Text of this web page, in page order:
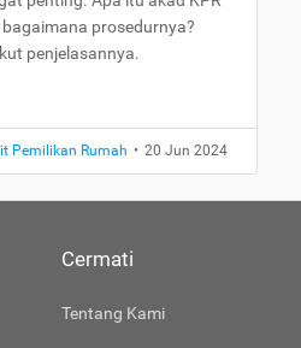
prosedurnya?
penjelasannya.
Pemilikan Rumah • 20 Jun 2024
Cermati
Tentang Kami